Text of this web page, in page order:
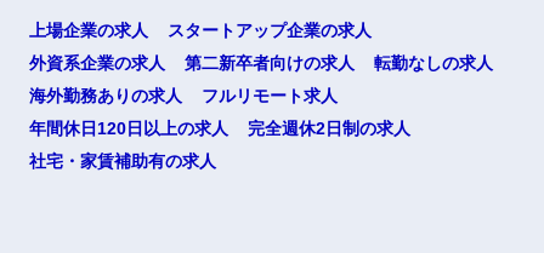
上場企業の求人
スタートアップ企業の求人
外資系企業の求人
第二新卒者向けの求人
転勤なしの求人
海外勤務ありの求人
フルリモート求人
年間休日120日以上の求人
完全週休2日制の求人
社宅・家賃補助有の求人